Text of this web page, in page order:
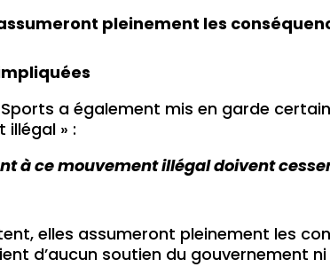
pleinement les
a également mis en garde
illégal » :
à ce mouvement illégal doivent
elles assumeront pleinement les
d’aucun soutien du gouvernement